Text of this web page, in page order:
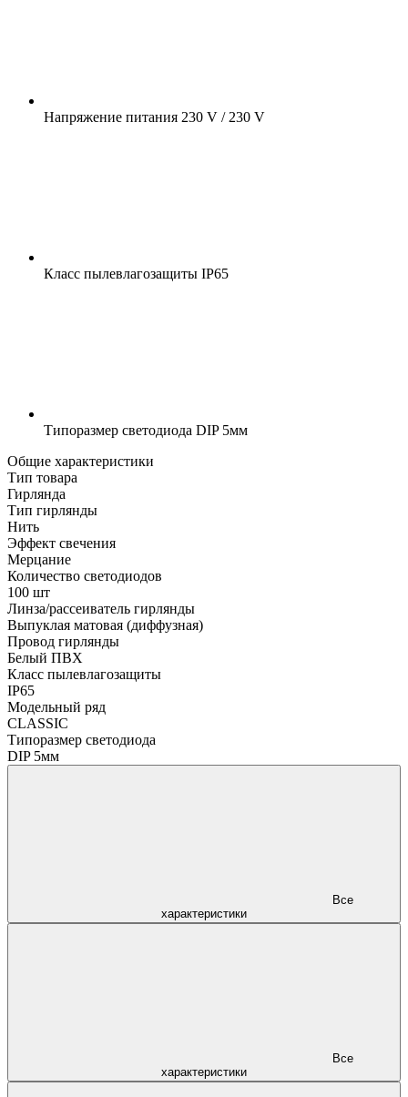
Напряжение питания 230 V / 230 V
Класс пылевлагозащиты IP65
Типоразмер светодиода DIP 5мм
Общие характеристики
Тип товара
Гирлянда
Тип гирлянды
Нить
Эффект свечения
Мерцание
Количество светодиодов
100 шт
Линза/рассеиватель гирлянды
Выпуклая матовая (диффузная)
Провод гирлянды
Белый ПВХ
Класс пылевлагозащиты
IP65
Модельный ряд
CLASSIC
Типоразмер светодиода
DIP 5мм
характеристики
характеристики